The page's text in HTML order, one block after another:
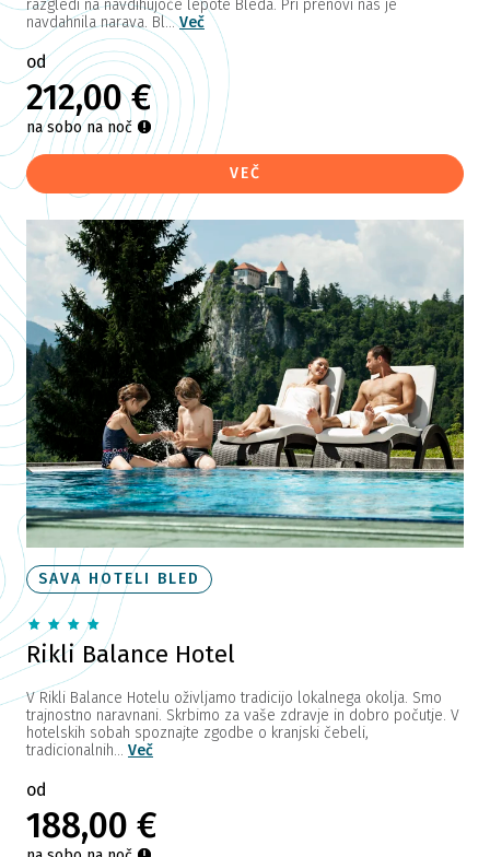
razgledi na navdihujoče lepote Bleda. Pri prenovi nas je
navdahnila narava. Bl...Več
od
212,00 €
na sobo na noč
VEČ
SAVA HOTELI BLED
Rikli Balance Hotel
V Rikli Balance Hotelu oživljamo tradicijo lokalnega okolja. Smo
trajnostno naravnani. Skrbimo za vaše zdravje in dobro počutje. V
hotelskih sobah spoznajte zgodbe o kranjski čebeli,
tradicionalnih... Več
od
188,00 €